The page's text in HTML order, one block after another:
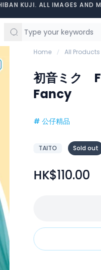
KUJI. ALL IMAGES AND
Home All Products
初音ミク
Fancy
# 公仔精品
TAITO Sold out
HK$110.00